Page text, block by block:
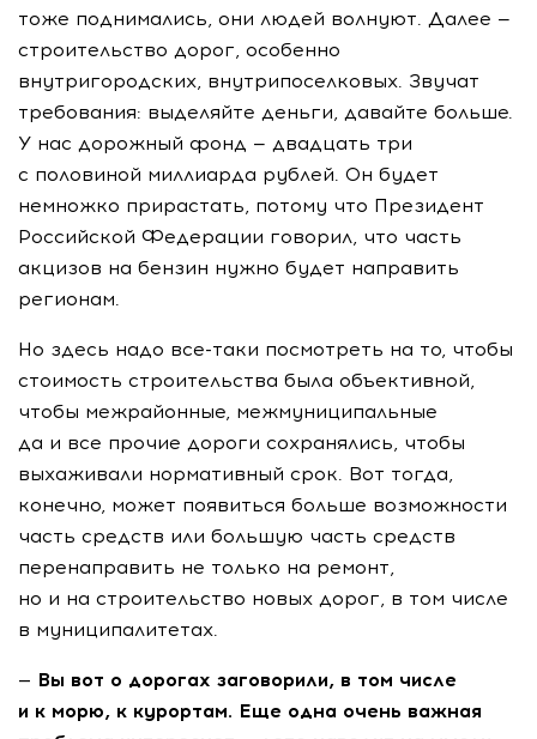
тоже поднимались, они людей волнуют. Далее —
строительство дорог, особенно
внутригородских, внутрипоселковых. Звучат
требования: выделяйте деньги, давайте больше.
У нас дорожный фонд — двадцать три
с половиной миллиарда рублей. Он будет
немножко прирастать, потому что Президент
Российской Федерации говорил, что часть
акцизов на бензин нужно будет направить
регионам.
Но здесь надо все-таки посмотреть на то, чтобы
стоимость строительства была объективной,
чтобы межрайонные, межмуниципальные
да и все прочие дороги сохранялись, чтобы
выхаживали нормативный срок. Вот тогда,
конечно, может появиться больше возможности
часть средств или большую часть средств
перенаправить не только на ремонт,
но и на строительство новых дорог, в том числе
в муниципалитетах.
— Вы вот о дорогах заговорили, в том числе
и к морю, к курортам. Еще одна очень важная